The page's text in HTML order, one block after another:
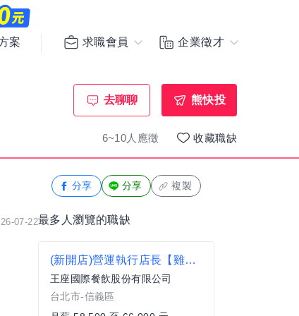
案 求職會員 企業徵才
去聊聊 熊快投
6~10人應徵 收藏職缺
07-22
分享 分享 複製
最多人瀏覽的職缺
(新開店)營運執行店長【雞三和-信義區】月薪58,500-66,000 #另有門市達標獎金
王座國際餐飲股份有限公司
台北市-信義區